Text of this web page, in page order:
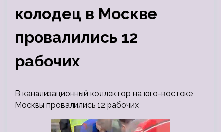
колодец в Москве
провалились 12
рабочих
В канализационный коллектор на юго-востоке
Москвы провалились 12 рабочих